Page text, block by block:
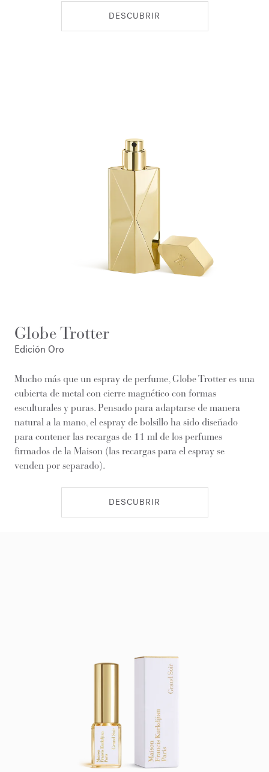
DESCUBRIR
Globe Trotter
Edición Oro
Mucho más que un espray de perfume, Globe Trotter es una
cubierta de metal con cierre magnético con formas
esculturales y puras. Pensado para adaptarse de manera
natural a la mano, el espray de bolsillo ha sido diseñado
para contener las recargas de 11 ml de los perfumes
firmados de la Maison (las recargas para el espray se
venden por separado).
DESCUBRIR